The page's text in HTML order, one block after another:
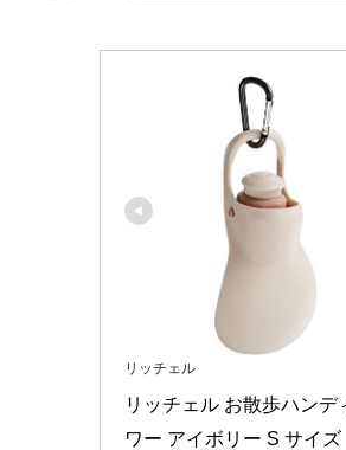
リッチェル
リッチェル お散歩ハンデ
ワー アイボリー S サイズ